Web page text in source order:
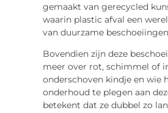
gemaakt van gerecycled
waarin plastic afval een
van duurzame
Bovendien zijn deze
meer over rot, schimmel of
onderschoven kindje en
onderhoud te plegen aan
betekent dat ze dubbel zo